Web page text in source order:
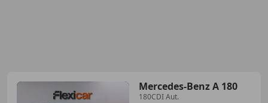
Mercedes-Benz A 180
180CDI Aut.